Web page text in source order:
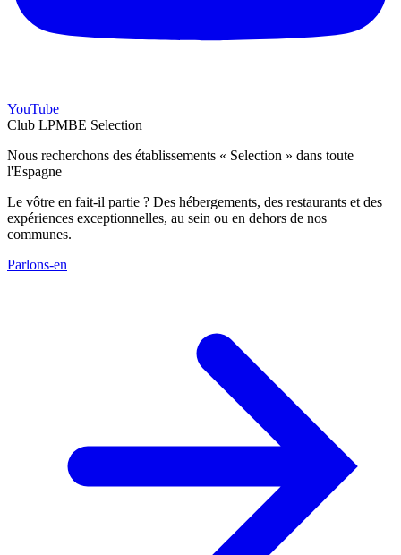
YouTube
Club LPMBE Selection
Nous recherchons des établissements « Selection » dans toute
l'Espagne
Le vôtre en fait-il partie ? Des hébergements, des restaurants et des
expériences exceptionnelles, au sein ou en dehors de nos
communes.
Parlons-en